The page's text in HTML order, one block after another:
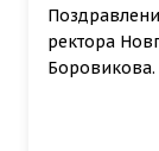
ректора
Боровикова.